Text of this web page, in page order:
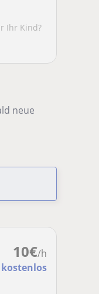
Ihr Kind?
neue
10€/h